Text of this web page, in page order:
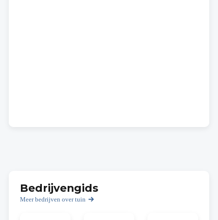
Bedrijvengids
Meer bedrijven over tuin